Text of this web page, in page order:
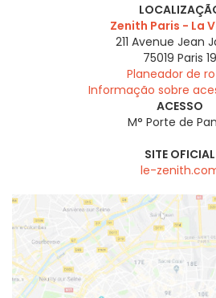
Zenith Paris - La
211 Avenue Jean
75019 Paris 19
Planeador de
Informação sobre
ACESSO
M° Porte de
SITE OFICIAL
le-